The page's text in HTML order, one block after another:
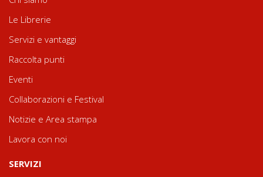
Le Librerie
Servizi e vantaggi
Raccolta punti
Eventi
Collaborazioni e Festival
Notizie e Area stampa
Lavora con noi
SERVIZI